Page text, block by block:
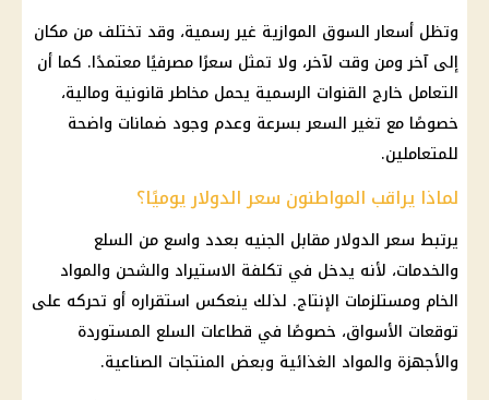
وتظل أسعار السوق الموازية غير رسمية، وقد تختلف من مكان
إلى آخر ومن وقت لآخر، ولا تمثل سعرًا مصرفيًا معتمدًا. كما أن
التعامل خارج القنوات الرسمية يحمل مخاطر قانونية ومالية،
خصوصًا مع تغير السعر بسرعة وعدم وجود ضمانات واضحة
للمتعاملين.
لماذا يراقب المواطنون سعر الدولار يوميًا؟
يرتبط سعر الدولار مقابل الجنيه بعدد واسع من السلع
والخدمات، لأنه يدخل في تكلفة الاستيراد والشحن والمواد
الخام ومستلزمات الإنتاج. لذلك ينعكس استقراره أو تحركه على
توقعات الأسواق، خصوصًا في قطاعات السلع المستوردة
والأجهزة والمواد الغذائية وبعض المنتجات الصناعية.